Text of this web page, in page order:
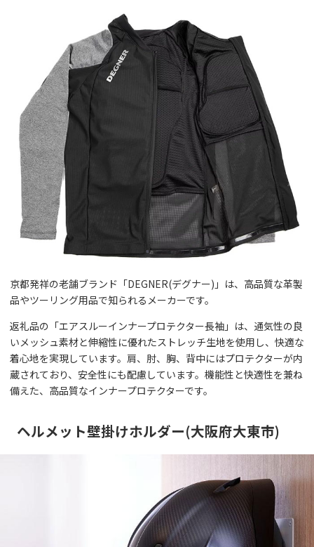
京都発祥の老舗ブランド「DEGNER(デグナー)」は、高品質な革製
品やツーリング用品で知られるメーカーです。
返礼品の「エアスルーインナープロテクター長袖」は、通気性の良
いメッシュ素材と伸縮性に優れたストレッチ生地を使用し、快適な
着心地を実現しています。肩、肘、胸、背中にはプロテクターが内
蔵されており、安全性にも配慮しています。機能性と快適性を兼ね
備えた、高品質なインナープロテクターです。
ヘルメット壁掛けホルダー(大阪府大東市)